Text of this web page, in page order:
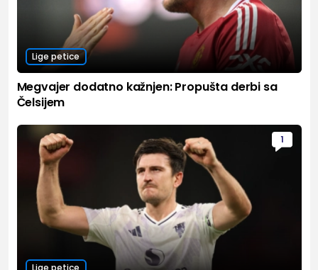
Lige petice
Megvajer dodatno kažnjen: Propušta derbi sa
Čelsijem
1
Lige petice